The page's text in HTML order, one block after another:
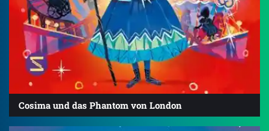
Cosima und das Phantom von London